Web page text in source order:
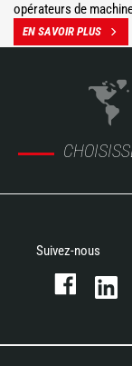
opérateurs de
EN SAVOIR PLUS
Suivez-nous